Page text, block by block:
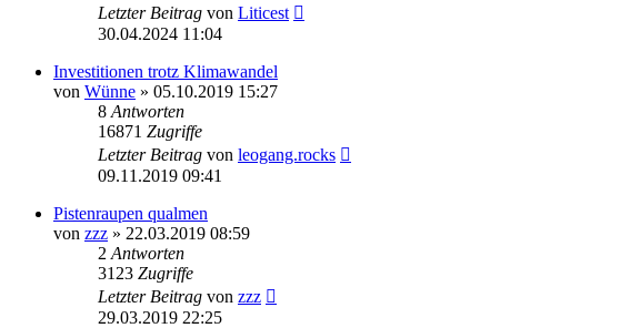
Letzter Beitrag von Liticest
30.04.2024 11:04
Investitionen trotz Klimawandel
von Wünne » 05.10.2019 15:27
8 Antworten
16871 Zugriffe
Letzter Beitrag von leogang.rocks
09.11.2019 09:41
Pistenraupen qualmen
von zzz » 22.03.2019 08:59
2 Antworten
3123 Zugriffe
Letzter Beitrag von zzz
29.03.2019 22:25